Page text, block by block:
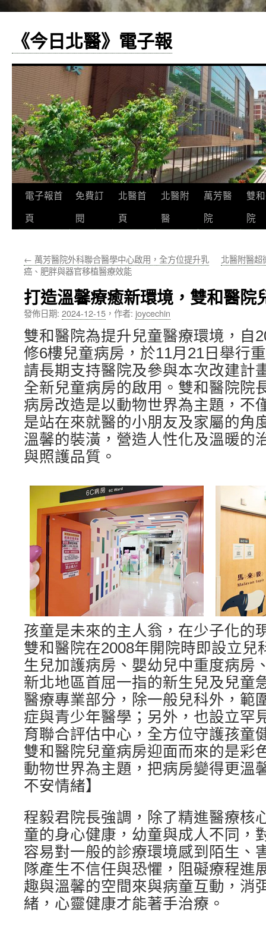
《今日北醫》電子報
跳
至
要
容
電子報首
頁
免費訂
閱
北醫首
頁
北醫附
醫
萬芳醫
院
雙
院
← 萬芳醫院外科聯合醫學中心啟用，全方位提升乳
癌、肥胖與器官移植醫療效能
北醫附醫超
打造溫馨療癒新環境，雙和醫院
發佈日期: 2024-12-15 ， 作者: joycechin
雙和醫院為提升兒童醫療環境，自
修6樓兒童病房，於11月21日舉行
請長期支持醫院及參與本次改建計
全新兒童病房的啟用。雙和醫院院
病房改造是以動物世界為主題，不
是站在來就醫的小朋友及家屬的角
溫馨的裝潢，營造人性化及溫暖的
與照護品質。
孩童是未來的主人翁，在少子化的
雙和醫院在2008年開院時即設立兒
生兒加護病房、嬰幼兒中重度病房
新北地區首屈一指的新生兒及兒童
醫療專業部分，除一般兒科外，範
症與青少年醫學；另外，也設立罕
育聯合評估中心，全方位守護孩童
雙和醫院兒童病房迎面而來的是彩
動物世界為主題，把病房變得更溫
不安情緒】
程毅君院長強調，除了精進醫療核
童的身心健康，幼童與成人不同，
容易對一般的診療環境感到陌生、
隊產生不信任與恐懼，阻礙療程進
趣與溫馨的空間來與病童互動，消
緒，心靈健康才能著手治療。